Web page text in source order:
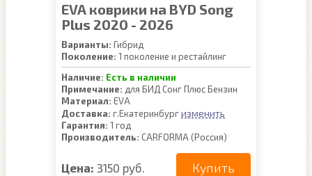
EVA коврики на BYD Song
Plus 2020 - 2026
Варианты: Гибрид
Поколение: 1 поколение и рестайлинг
Наличие: Есть в наличии
Примечание: для БИД Сонг Плюс Бензин
Материал: EVA
Доставка: г.Екатеринбургизменить
Гарантия: 1 год
Производитель: CARFORMA (Россия)
Цена: 3150 руб. Купить